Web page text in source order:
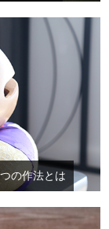
の作法とは